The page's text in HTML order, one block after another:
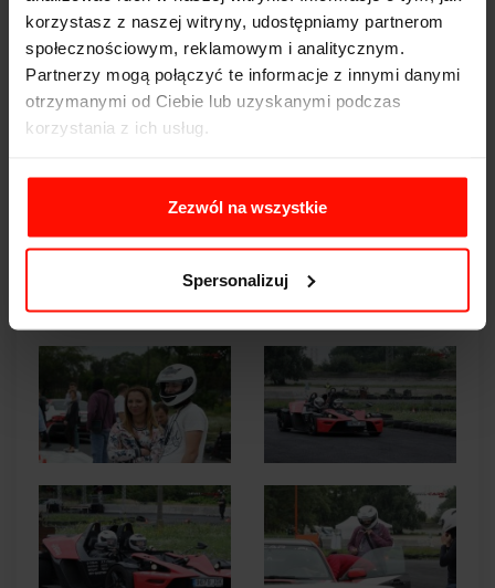
korzystasz z naszej witryny, udostępniamy partnerom
społecznościowym, reklamowym i analitycznym.
Partnerzy mogą połączyć te informacje z innymi danymi
otrzymanymi od Ciebie lub uzyskanymi podczas
korzystania z ich usług.
Zezwól na wszystkie
Spersonalizuj